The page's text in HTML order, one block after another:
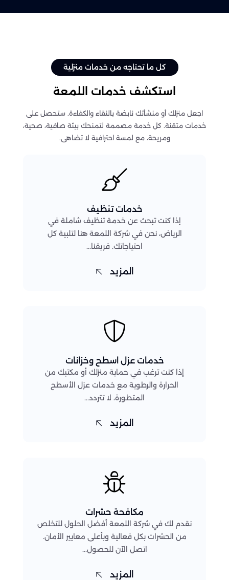
كل ما تحتاجه من خدمات منزلية
استكشف خدمات اللمعة
اجعل منزلك أو منشأتك نابضة بالنقاء والكفاءة. ستحصل على
خدمات متقنة. كل خدمة مصممة لتمنحك بيئة صافية، صحية،
ومريحة، مع لمسة احترافية لا تضاهى.
خدمات تنظيف
إذا كنت تبحث عن خدمة تنظيف شاملة في
الرياض، نحن في شركة اللمعة هنا لتلبية كل
احتياجاتك. فريقنا...
المزيد
خدمات عزل اسطح وخزانات
إذا كنت ترغب في حماية منزلك أو مكتبك من
الحرارة والرطوبة مع خدمات عزل الأسطح
المتطورة، لا تتردد...
المزيد
مكافحة حشرات
نقدم لك في شركة اللمعة أفضل الحلول للتخلص
من الحشرات بكل فعالية وبأعلى معايير الأمان.
اتصل الآن للحصول...
المزيد